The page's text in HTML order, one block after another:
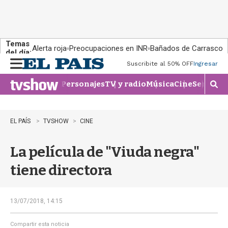
Temas
del día:Alerta roja Preocupaciones en INR Bañados de Carrasco
n
u
Suscribite al 50% OFFIngresar
PersonajesTV y radioMúsicaCineSeries
M
o
e
EL PAÍS TVSHOW CINE
La película de "Viuda negra"
tiene directora
13/07/2018, 14:15
Compartir esta noticia